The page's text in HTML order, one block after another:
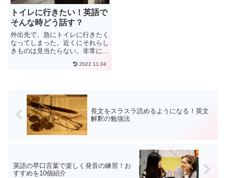
トイレに行きたい！英語で
そんな時どう話す？
外出先で、急にトイレに行きたく
なってしまった。近くにそれらし
きものは見当たらない。非常に焦
ょうか。それが言葉の通じない国
2022.11.04
長文をスラスラ読めるようになる！英文
解釈の勉強法
英語の早口言葉で楽しく発音の練習！お
すすめを10個紹介